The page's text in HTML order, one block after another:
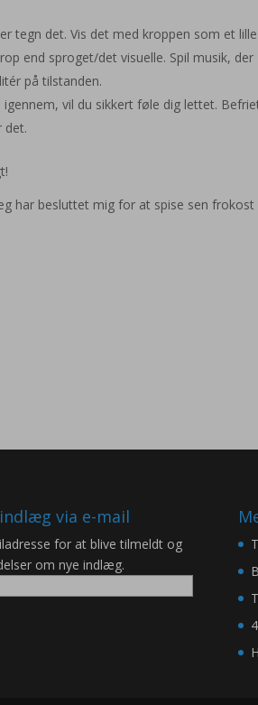
tegn det. Vis det med kroppen som et lille
end sproget/det visuelle. Spil musik, der
på tilstanden.
vil du sikkert føle dig lettet.
det.
har besluttet mig for at spise sen frokost
via e-mail
for at blive tilmeldt og
om nye indlæg.